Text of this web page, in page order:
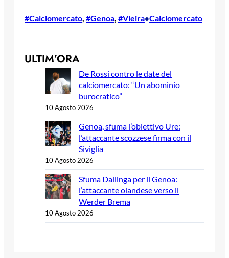
#Calciomercato, #Genoa, #Vieira•Calciomercato
ULTIM’ORA
De Rossi contro le date del
calciomercato: “Un abominio
burocratico”
10 Agosto 2026
Genoa, sfuma l’obiettivo Ure:
l’attaccante scozzese firma con il
Siviglia
10 Agosto 2026
Sfuma Dallinga per il Genoa:
l’attaccante olandese verso il
Werder Brema
10 Agosto 2026